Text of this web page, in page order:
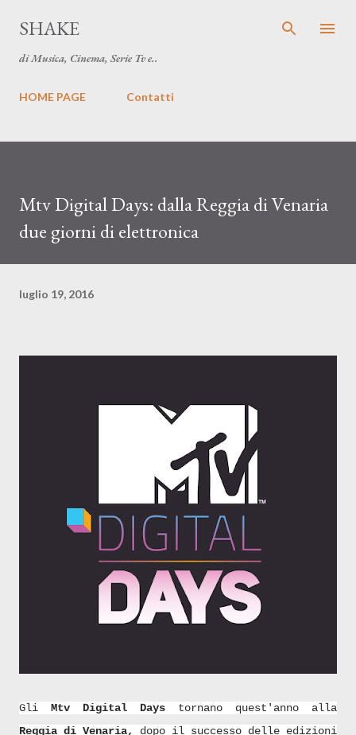
SHAKE
di Musica, Cinema, Serie Tv e..
HOME PAGE Contatti
Mtv Digital Days: dalla Reggia di Venaria
due giorni di elettronica
luglio 19, 2016
Gli Mtv Digital Days tornano quest'anno alla
Reggia di Venaria,
dopo il successo delle edizioni